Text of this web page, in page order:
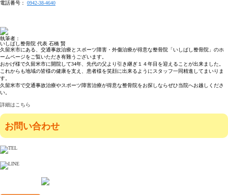
電話番号： 0942-38-4640
執筆者：
いしばし整骨院 代表 石橋 賢
久留米市にある、交通事故治療とスポーツ障害・外傷治療が得意な整骨院「いしばし整骨院」のホ
ームページをご覧いただき有難うございます。
おかげ様で久留米市に開院して34年、先代の父より引き継ぎ１４年目を迎えることが出来ました。
これからも地域の皆様の健康を支え、患者様を笑顔に出来るようにスタッフ一同精進してまいりま
す。
久留米市で交通事故治療やスポーツ障害治療が得意な整骨院をお探しならぜひ当院へお越しくださ
い。
詳細はこちら
お問い合わせ